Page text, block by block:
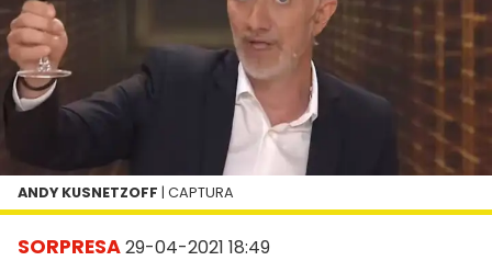
SORPRESA29-04-2021 18:49
ANDY KUSNETZOFF | CAPTURA